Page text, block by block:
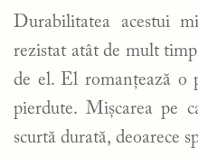
Durabilitatea acestui
rezistat atât de mult
de el. El romanțează o
pierdute. Mișcarea pe
scurtă durată, deoarece